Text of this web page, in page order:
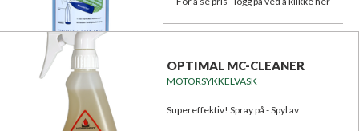
OPTIMAL MC-CLEANER
MOTORSYKKELVASK
Supereffektiv! Spray på - Spyl av